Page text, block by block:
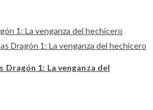
Dragón 1: La venganza del